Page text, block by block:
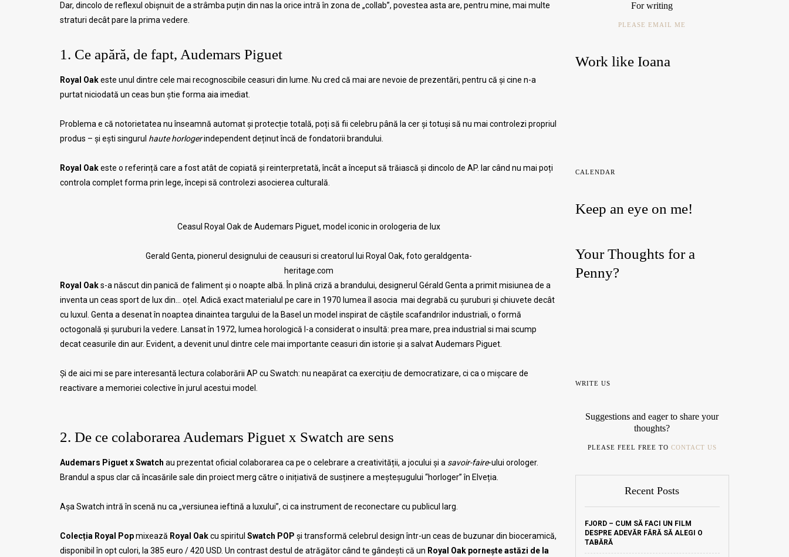
Dar, dincolo de reflexul obișnuit de a strâmba puțin din nas la orice intră în zona de „collab”, povestea asta are, pentru mine, mai multe
straturi decât pare la prima vedere.
1. Ce apără, de fapt, Audemars Piguet
Royal Oakeste unul dintre cele mai recognoscibile ceasuri din lume. Nu cred că mai are nevoie de prezentări, pentru că și cine n-a
purtat niciodată un ceas bun știe forma aia imediat.
Problema e că notorietatea nu înseamnă automat și protecție totală, poți să fii celebru până la cer și totuși să nu mai controlezi propriul
produs – și ești singurul haute horlogerindependent deținut încă de fondatorii brandului.
Royal Oakeste o referință care a fost atât de copiată și reinterpretată, încât a început să trăiască și dincolo de AP. Iar când nu mai poți
controla complet forma prin lege, începi să controlezi asocierea culturală.
Ceasul Royal Oak de Audemars Piguet, model iconic in orologeria de lux
Gerald Genta, pionerul designului de ceausuri si creatorul lui Royal Oak, foto geraldgenta-
heritage.com
Royal Oaks-a născut din panică de faliment și o noapte albă. În plină criză a brandului, designerul Gérald Genta a primit misiunea de a
inventa un ceas sport de lux din… oțel. Adică exact materialul pe care in 1970 lumea îl asocia mai degrabă cu șuruburi și chiuvete decât
cu luxul. Genta a desenat în noaptea dinaintea targului de la Basel un model inspirat de căștile scafandrilor industriali, o formă
octogonală și șuruburi la vedere. Lansat în 1972, lumea horologică l-a considerat o insultă: prea mare, prea industrial si mai scump
decat ceasurile din aur. Evident, a devenit unul dintre cele mai importante ceasuri din istorie și a salvat Audemars Piguet.
Și de aici mi se pare interesantă lectura colaborării AP cu Swatch: nu neapărat ca exercițiu de democratizare, ci ca o mișcare de
reactivare a memoriei colective în jurul acestui model.
2. De ce colaborarea Audemars Piguet x Swatch are sens
Audemars Piguet x Swatch au prezentat oficial colaborarea ca pe o celebrare a creativității, a jocului și a savoir-faire-ului orologer.
Brandul a spus clar că încasările sale din proiect merg către o inițiativă de susținere a meșteșugului “horloger” în Elveția.
Așa Swatch intră în scenă nu ca „versiunea ieftină a luxului”, ci ca instrument de reconectare cu publicul larg.
Colecția Royal Popmixează Royal Oakcu spiritul Swatch POP și transformă celebrul design într-un ceas de buzunar din bioceramică,
disponibil în opt culori, la 385 euro / 420 USD. Un contrast destul de atrăgător când te gândești că un Royal Oak pornește astăzi de la
For writing
PLEASE EMAIL ME
Work like Ioana
CALENDAR
Keep an eye on me!
Your Thoughts for a
Penny?
WRITE US
Suggestions and eager to share your
thoughts?
PLEASE FEEL FREE TO CONTACT US
Recent Posts
FJORD – CUM SĂ FACI UN FILM
DESPRE ADEVĂR FĂRĂ SĂ ALEGI O
TABĂRĂ